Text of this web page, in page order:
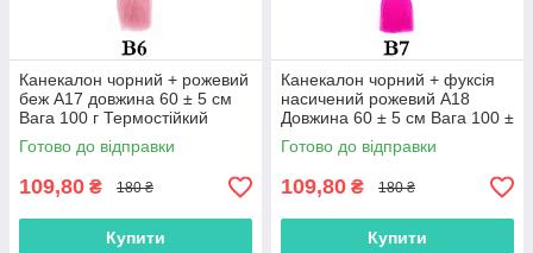
Канекалон чорний + рожевий
беж А17 довжина 60 ± 5 см
Вага 100 г Термостійкий
омбре двокольоровий коса
М45 Jumbo Braid В6
Готово до відправки
109,80 ₴ 180 ₴
Купити
Канекалон чорний + фуксія
насичений рожевий А18
Довжина 60 ± 5 см Вага 100 ±
5 г Термостійкий Jumbo Braid
В7
Готово до відправки
109,80 ₴ 180 ₴
Купити